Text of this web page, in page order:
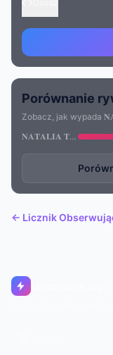
Porównanie
Zobacz, jak wypada
𝐍𝐀𝐓𝐀𝐋𝐈𝐀 𝐓𝐎𝐌𝐂𝐙𝐘𝐊
← Licznik